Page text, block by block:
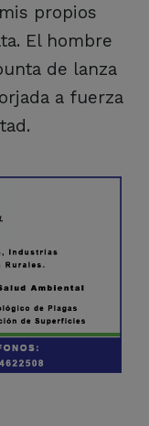
propios
El hombre
de lanza
a fuerza